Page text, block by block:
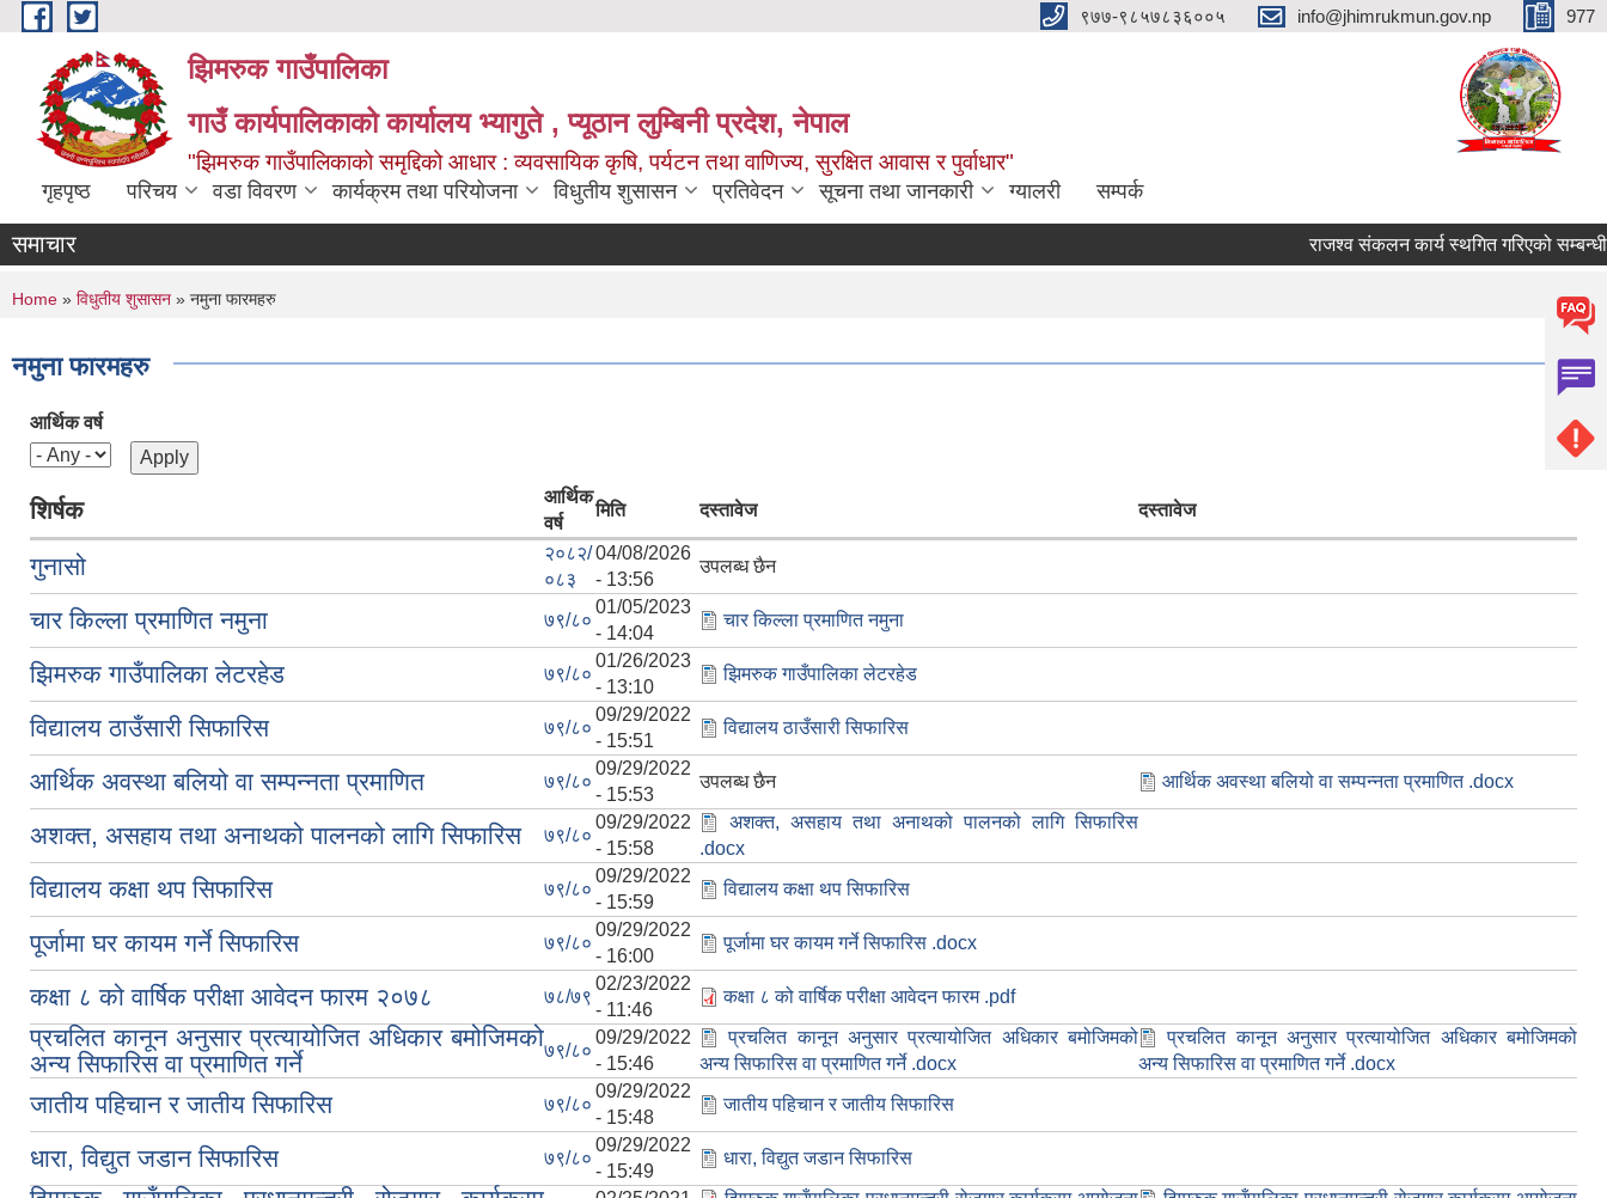
Skip to main content ९७७-९८५७८३६००५ info@jhimrukmun.gov.np 977
झिमरुक गाउँपालिका
गाउँ कार्यपालिकाको कार्यालय भ्यागुते , प्यूठान लुम्बिनी प्रदेश, नेपाल
"झिमरुक गाउँपालिकाको समृद्दिको आधार : व्यवसायिक कृषि, पर्यटन तथा वाणिज्य, सुरक्षित आवास र पुर्वाधार"
गृहपृष्ठ परिचय वडा विवरण कार्यक्रम तथा परियोजना विधुतीय शुसासन प्रतिवेदन सूचना तथा जानकारी ग्यालरी सम्पर्क
समाचार राजश्व संकलन कार्य स्थगित गरिएको सम्बन्धी
You are here
Home » विधुतीय शुसासन » नमुना फारमहरु
नमुना फारमहरु
आर्थिक वर्ष
शिर्षक
आर्थिक
वर्ष
मिति दस्तावेज दस्तावेज
गुनासो
२०८२/
०८३
04/08/2026
- 13:56
उपलब्ध छैन
चार किल्ला प्रमाणित नमुना ७९/८०
01/05/2023
- 14:04
चार किल्ला प्रमाणित नमुना
झिमरुक गाउँपालिका लेटरहेड ७९/८०
01/26/2023
- 13:10
झिमरुक गाउँपालिका लेटरहेड
विद्यालय ठाउँसारी सिफारिस ७९/८०
09/29/2022
- 15:51
विद्यालय ठाउँसारी सिफारिस
आर्थिक अवस्था बलियो वा सम्पन्नता प्रमाणित ७९/८०
09/29/2022
- 15:53
उपलब्ध छैन आर्थिक अवस्था बलियो वा सम्पन्नता प्रमाणित .docx
अशक्त, असहाय तथा अनाथको पालनको लागि सिफारिस ७९/८०
09/29/2022
- 15:58
अशक्त, असहाय तथा अनाथको पालनको लागि सिफारिस
.docx
विद्यालय कक्षा थप सिफारिस ७९/८०
09/29/2022
- 15:59
विद्यालय कक्षा थप सिफारिस
पूर्जामा घर कायम गर्ने सिफारिस ७९/८०
09/29/2022
- 16:00
पूर्जामा घर कायम गर्ने सिफारिस .docx
कक्षा ८ को वार्षिक परीक्षा आवेदन फारम २०७८ ७८/७९
02/23/2022
- 11:46
कक्षा ८ को वार्षिक परीक्षा आवेदन फारम .pdf
प्रचलित कानून अनुसार प्रत्यायोजित अधिकार बमोजिमको
अन्य सिफारिस वा प्रमाणित गर्ने
७९/८०
09/29/2022
- 15:46
प्रचलित कानून अनुसार प्रत्यायोजित अधिकार बमोजिमको
अन्य सिफारिस वा प्रमाणित गर्ने .docx
प्रचलित कानून अनुसार प्रत्यायोजित अधिकार बमोजिमको
अन्य सिफारिस वा प्रमाणित गर्ने .docx
जातीय पहिचान र जातीय सिफारिस ७९/८०
09/29/2022
- 15:48
जातीय पहिचान र जातीय सिफारिस
धारा, विद्युत जडान सिफारिस ७९/८०
09/29/2022
- 15:49
धारा, विद्युत जडान सिफारिस